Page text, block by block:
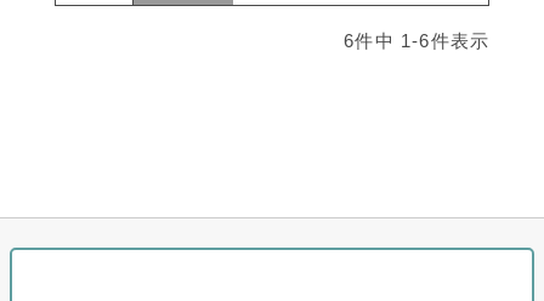
6件中 1-6件表示